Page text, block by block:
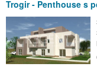
Trogir - Penthouse s